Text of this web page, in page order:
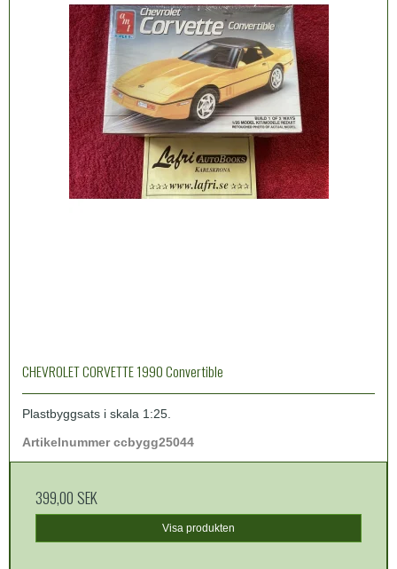
CHEVROLET CORVETTE 1990 Convertible
Plastbyggsats i skala 1:25.
Artikelnummer ccbygg25044
399,00 SEK
Visa produkten